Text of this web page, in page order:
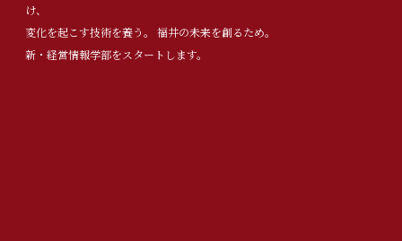
け、
変化を起こす技術を養う。 福井の未来を創るため。
新・経営情報学部をスタートします。